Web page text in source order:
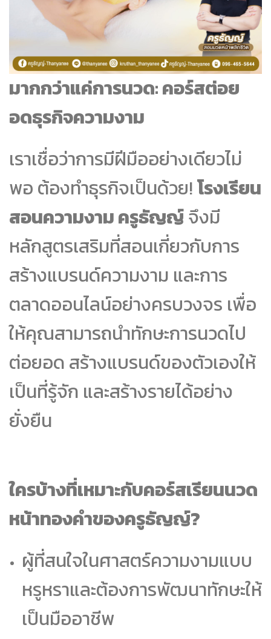
มากกว่าแค่การนวด: คอร์สต่อย
อดธุรกิจความงาม
เราเชื่อว่าการมีฝีมืออย่างเดียวไม่
พอ ต้องทำธุรกิจเป็นด้วย!โรงเรียน
สอนความงาม ครูธัญญ์จึงมี
หลักสูตรเสริมที่สอนเกี่ยวกับการ
สร้างแบรนด์ความงาม และการ
ตลาดออนไลน์อย่างครบวงจร เพื่อ
ให้คุณสามารถนำทักษะการนวดไป
ต่อยอด สร้างแบรนด์ของตัวเองให้
เป็นที่รู้จัก และสร้างรายได้อย่าง
ยั่งยืน
ใครบ้างที่เหมาะกับคอร์สเรียนนวด
หน้าทองคำของครูธัญญ์?
ผู้ที่สนใจในศาสตร์ความงามแบบ
หรูหราและต้องการพัฒนาทักษะให้
เป็นมืออาชีพ